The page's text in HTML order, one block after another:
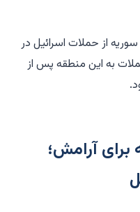
از حملات اسرائیل در
به این منطقه پس از
برای آرامش؛